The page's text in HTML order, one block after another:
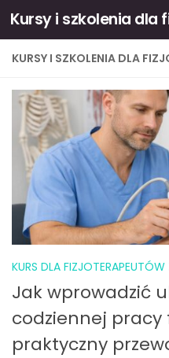
Skip to content
KURSY I SZKOLENIA DLA
KURS DLA
Jak wprowadzić
codziennej
praktyczny